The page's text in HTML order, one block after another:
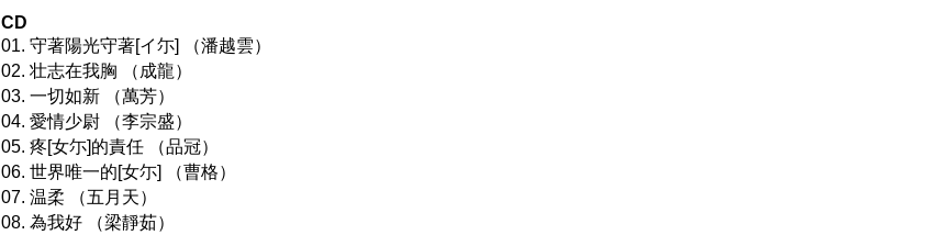
CD
01. 守著陽光守著[イ尓] （潘越雲）
02. 壮志在我胸 （成龍）
03. 一切如新 （萬芳）
04. 愛情少尉 （李宗盛）
05. 疼[女尓]的責任 （品冠）
06. 世界唯一的[女尓] （曹格）
07. 温柔 （五月天）
08. 為我好 （梁靜茹）